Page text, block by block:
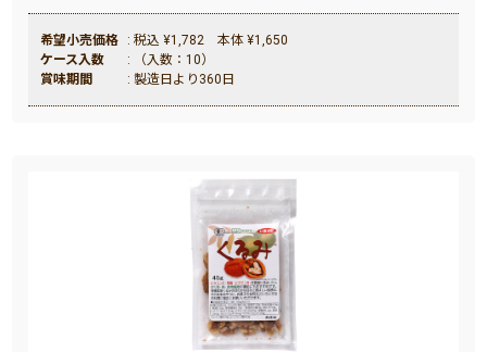
希望小売価格
: 税込 ¥1,782 本体 ¥1,650
ケース入数
: （入数：10）
賞味期間
: 製造日より360日